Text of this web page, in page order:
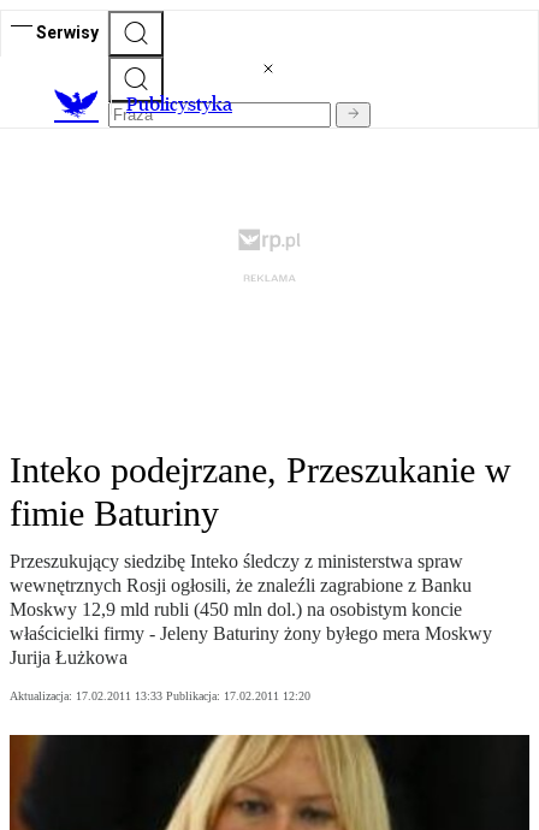
Serwisy
Publicystyka
Inteko podejrzane, Przeszukanie w
fimie Baturiny
Przeszukujący siedzibę Inteko śledczy z ministerstwa spraw
wewnętrznych Rosji ogłosili, że znaleźli zagrabione z Banku
Moskwy 12,9 mld rubli (450 mln dol.) na osobistym koncie
właścicielki firmy - Jeleny Baturiny żony byłego mera Moskwy
Jurija Łużkowa
Aktualizacja: 17.02.2011 13:33 Publikacja: 17.02.2011 12:20